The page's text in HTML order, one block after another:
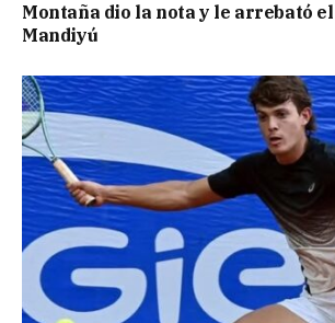
Montaña dio la nota y le arrebató
Mandiyú